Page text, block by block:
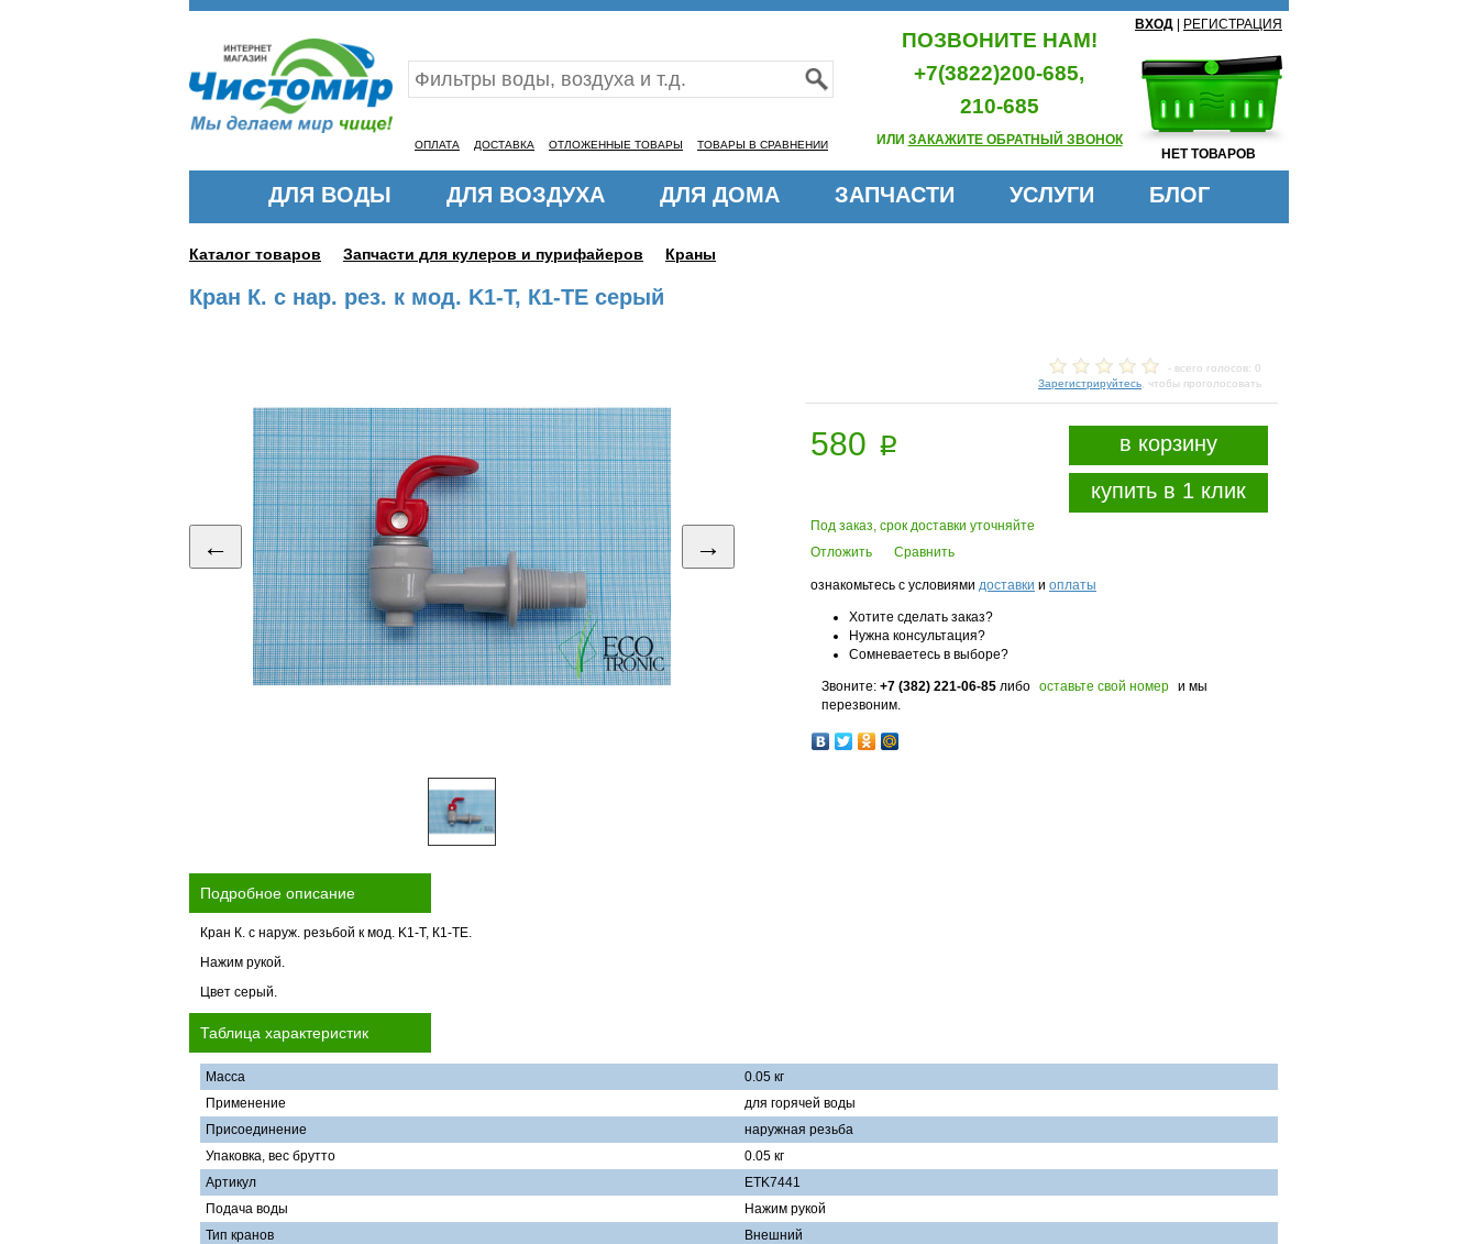
ОПЛАТА ДОСТАВКА ОТЛОЖЕННЫЕ ТОВАРЫ ТОВАРЫ В СРАВНЕНИИ
ПОЗВОНИТЕ НАМ!
+7(3822)200-685,
210-685
ИЛИ ЗАКАЖИТЕ ОБРАТНЫЙ ЗВОНОК
ВХОД РЕГИСТРАЦИЯ
НЕТ ТОВАРОВ
ДЛЯ ВОДЫ ДЛЯ ВОЗДУХА ДЛЯ ДОМА ЗАПЧАСТИ УСЛУГИ БЛОГ
Каталог товаров Запчасти для кулеров и пурифайеров Краны
Кран К. с нар. рез. к мод. K1-Т, К1-ТЕ серый
← →
- всего голосов: 0
Зарегистрируйтесь , чтобы проголосовать
580 p
в корзину
купить в 1 клик
Под заказ, срок доставки уточняйте
Отложить
Сравнить
ознакомьтесь с условиями доставки и оплаты
Хотите сделать заказ?
Нужна консультация?
Сомневаетесь в выборе?
Звоните: +7 (382) 221-06-85 либо оставьте свой номер и мы
перезвоним.
Подробное описание
Кран К. с наруж. резьбой к мод. K1-Т, К1-ТЕ.
Нажим рукой.
Цвет серый.
Таблица характеристик
Масса
0.05 кг
Применение
для горячей воды
Присоединение
наружная резьба
Упаковка, вес брутто
0.05 кг
Артикул
ETK7441
Подача воды
Нажим рукой
Тип кранов
Внешний